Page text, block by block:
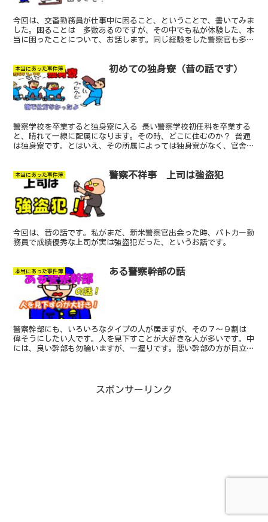
今回は、交番勤務員が仕事中に困ること、ということで、書いてみま
した。困ることは 多数あるのですが、その中でも私が体験した、本
当に困ったことについて、お話します。同じ経験をした警察官も多数
本当にあった事件簿 初めての独身寮（昔の話です）
警察学校を卒業すると独身寮に入る 長い警察学校初任科を卒業する
と、晴れて一線に配属になります。その時、どこに住むのか？ 普通
は独身寮です。とはいえ、その所属によっては独身寮がなく、官舎を
寮なんて最悪、本当に嫌でした。
本当にあった事件簿 警察不祥事 上司は強盗犯
今回は、昔の話です。私がまだ、新米警察官出会った時、パトカー勤
務員で成績優秀な上司が実は強盗犯だった、というお話です。
本当にあった事件簿 ある警察幹部の話
警察幹部にも、いろいろなタイプの人が居ますが、その７～９割は
偉そうにしたい人です。人を見下すことが大好きな人が多いです。中
には、良い幹部も勿論いますが、一握りです。悪い幹部の方が目立ち
スポンサーリンク